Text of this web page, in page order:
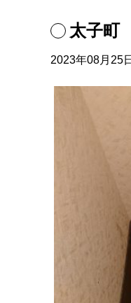
太子町
2023年08月25日